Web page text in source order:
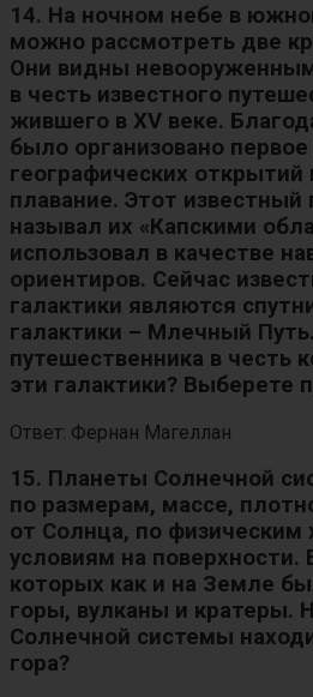
14. На ночном небе в
можно рассмотреть две
Они видны
в честь известного
жившего в XV веке.
было организовано
географических открытий
плавание. Этот известный
называл их «Капскими
использовал в качестве
ориентиров. Сейчас
галактики являются
галактики – Млечный
путешественника в честь
эти галактики? Выберете
Ответ: Фернан Магеллан
15. Планеты Солнечной
по размерам, массе,
от Солнца, по физическим
условиям на поверхности.
которых как и на Земле
горы, вулканы и кратеры.
Солнечной системы
гора?